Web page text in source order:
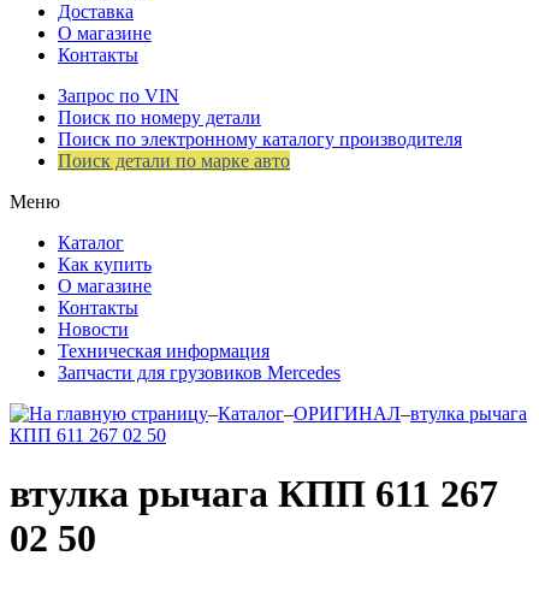
Доставка
О магазине
Контакты
Запрос по VIN
Поиск по номеру детали
Поиск по электронному каталогу производителя
Поиск детали по марке авто
Меню
Каталог
Как купить
О магазине
Контакты
Новости
Техническая информация
Запчасти для грузовиков Mercedes
–Каталог–ОРИГИНАЛ–втулка рычага
КПП 611 267 02 50
втулка рычага КПП 611 267
02 50